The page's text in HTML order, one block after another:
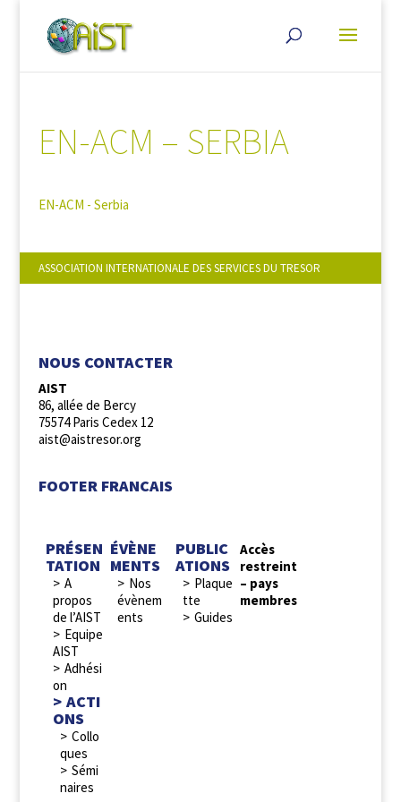
EN-ACM – SERBIA
EN-ACM - Serbia
ASSOCIATION INTERNATIONALE DES SERVICES DU TRESOR
NOUS CONTACTER
AIST
86, allée de Bercy
75574 Paris Cedex 12
aist@aistresor.org
FOOTER FRANCAIS
PRÉSEN
TATION
A
propos
de l’AIST
Equipe
AIST
Adhési
on
ACTI
ONS
Collo
ques
Sémi
naires
ÉVÈNE
MENTS
Nos
évènem
ents
PUBLIC
ATIONS
Plaque
tte
Guides
Accès
restreint
– pays
membres